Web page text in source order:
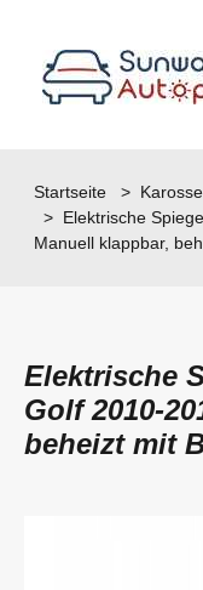
Startseite >
> Elektrische
Manuell klappbar,
Elektrische
Golf 2010-
beheizt mit